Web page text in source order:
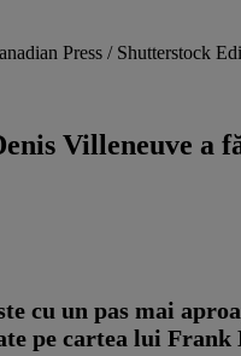
Press / Shutterstock
Villeneuve a
cu un pas mai
pe cartea lui